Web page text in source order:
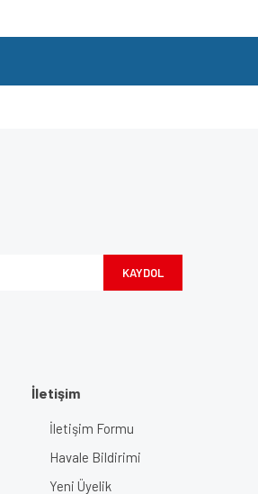
KAYDOL
İletişim
İletişim Formu
Havale Bildirimi
Yeni Üyelik